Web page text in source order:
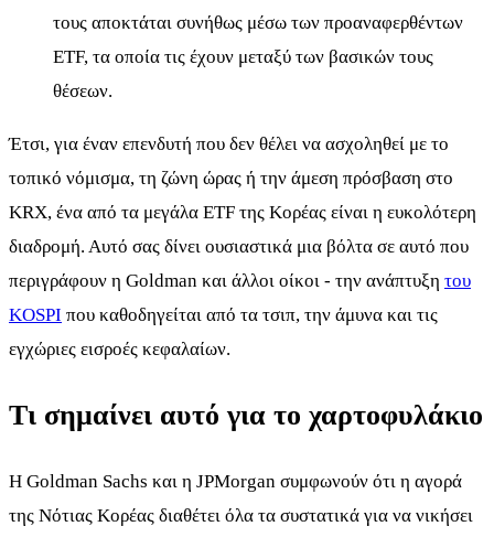
τους αποκτάται συνήθως μέσω των προαναφερθέντων
ETF, τα οποία τις έχουν μεταξύ των βασικών τους
θέσεων.
Έτσι, για έναν επενδυτή που δεν θέλει να ασχοληθεί με το
τοπικό νόμισμα, τη ζώνη ώρας ή την άμεση πρόσβαση στο
KRX, ένα από τα μεγάλα ETF της Κορέας είναι η ευκολότερη
διαδρομή. Αυτό σας δίνει ουσιαστικά μια βόλτα σε αυτό που
περιγράφουν η Goldman και άλλοι οίκοι - την ανάπτυξη του
KOSPI που καθοδηγείται από τα τσιπ, την άμυνα και τις
εγχώριες εισροές κεφαλαίων.
Τι σημαίνει αυτό για το χαρτοφυλάκιο
Η Goldman Sachs και η JPMorgan συμφωνούν ότι η αγορά
της Νότιας Κορέας διαθέτει όλα τα συστατικά για να νικήσει